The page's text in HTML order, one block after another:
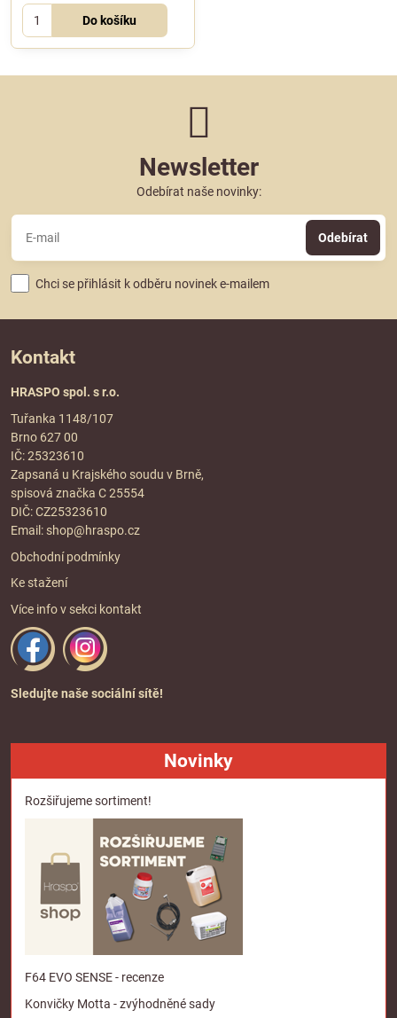
Do košíku
Newsletter
Odebírat naše novinky:
Odebírat
Chci se přihlásit k odběru novinek e-mailem
Kontakt
HRASPO spol. s r.o.
Tuřanka 1148/107
Brno 627 00
IČ: 25323610
Zapsaná u Krajského soudu v Brně,
spisová značka C 25554
DIČ: CZ25323610
Email: shop@hraspo.cz
Obchodní podmínky
Ke stažení
Více info v sekci kontakt
Sledujte naše sociální sítě!
Novinky
Rozšiřujeme sortiment!
F64 EVO SENSE - recenze
Konvičky Motta - zvýhodněné sady